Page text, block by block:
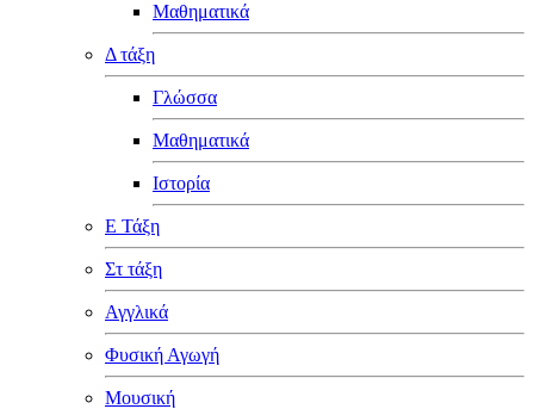
Μαθηματικά
Δ τάξη
Γλώσσα
Μαθηματικά
Ιστορία
Ε Τάξη
Στ τάξη
Αγγλικά
Φυσική Αγωγή
Μουσική